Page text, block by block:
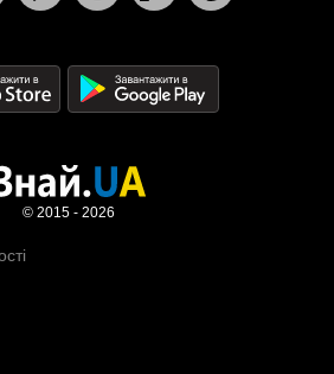
© 2015 - 2026